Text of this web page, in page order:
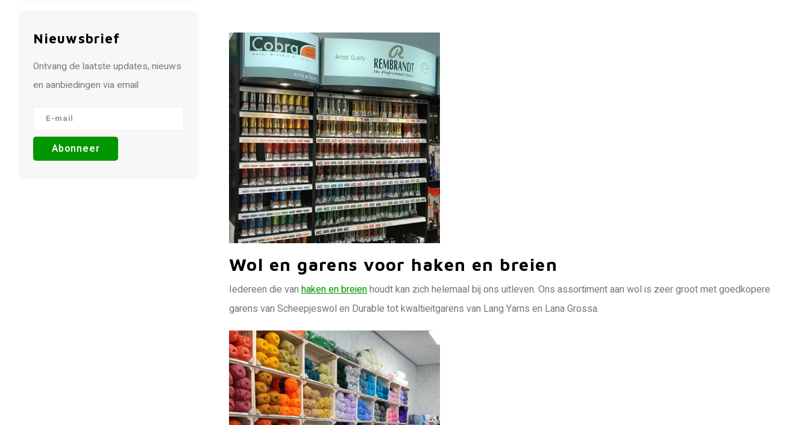
Nieuwsbrief
Ontvang de laatste updates, nieuws
en aanbiedingen via email
Abonneer
Wol en garens voor haken en breien
Iedereen die van haken en breienhoudt kan zich helemaal bij ons uitleven. Ons assortiment aan wol is zeer groot met goedkopere
garens van Scheepjeswol en Durable tot kwaltieitgarens van Lang Yarns en Lana Grossa.